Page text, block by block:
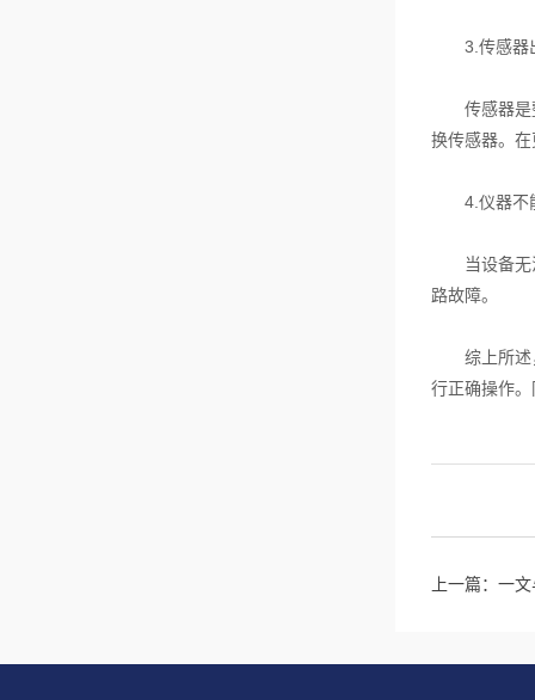
3.传感器
传感器是整
换传感器。
4.仪器不
当设备无法
路故障。
综上所述，
行正确操作
上一篇： 一文